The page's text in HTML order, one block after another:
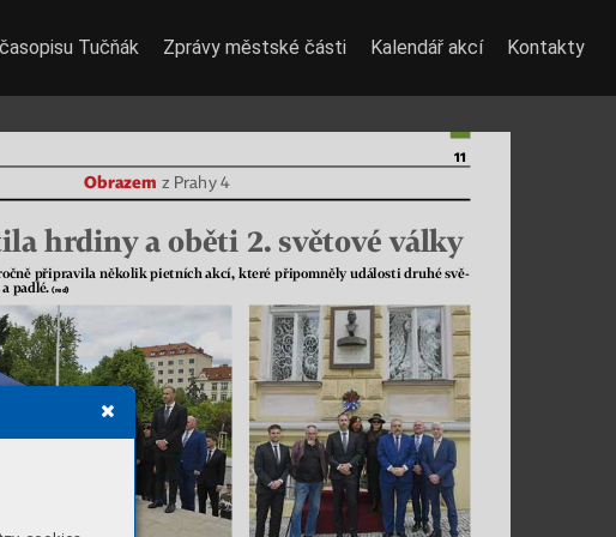
11
Obrazem zPrahy 4
připravila několik pietních akcí, které připomněly události druhé svě-
padlé. (red)
hrdiny a oběti 2. světové války
Tučňák Zprávy městské části Kalendář akcí Kontakty